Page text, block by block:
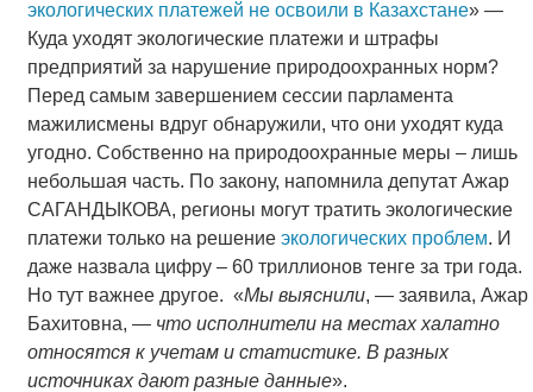
экологических платежей не освоили в Казахстане» —
Куда уходят экологические платежи и штрафы
предприятий за нарушение природоохранных норм?
Перед самым завершением сессии парламента
мажилисмены вдруг обнаружили, что они уходят куда
угодно. Собственно на природоохранные меры – лишь
небольшая часть. По закону, напомнила депутат Ажар
САГАНДЫКОВА, регионы могут тратить экологические
платежи только на решение экологических проблем. И
даже назвала цифру – 60 триллионов тенге за три года.
Но тут важнее другое. «Мы выяснили, — заявила, Ажар
Бахитовна, — что исполнители на местах халатно
относятся к учетам и статистике. В разных
источниках дают разные данные».